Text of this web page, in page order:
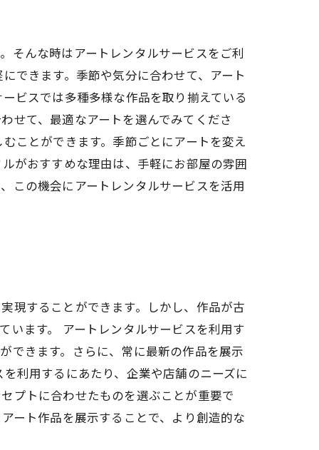
そんな時はアートレンタルサービスをご利
できます。季節や気分に合わせて、アート
ビスでは多種多様な作品を取り揃えている
せて、最適なアートを選んでみてくださ
ことができます。季節ごとにアートを変え
がおすすめな理由は、手軽にお部屋の雰囲
この機会にアートレンタルサービスを活用
現することができます。しかし、作品が古
います。 アートレンタルサービスを利用す
できます。さらに、常に最新の作品を展示
利用するにあたり、企業や店舗のニーズに
プトに合わせたものを選ぶことが重要で
ート作品を展示することで、より創造的な